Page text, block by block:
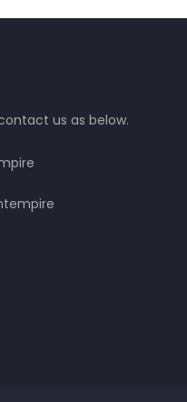
us as below.